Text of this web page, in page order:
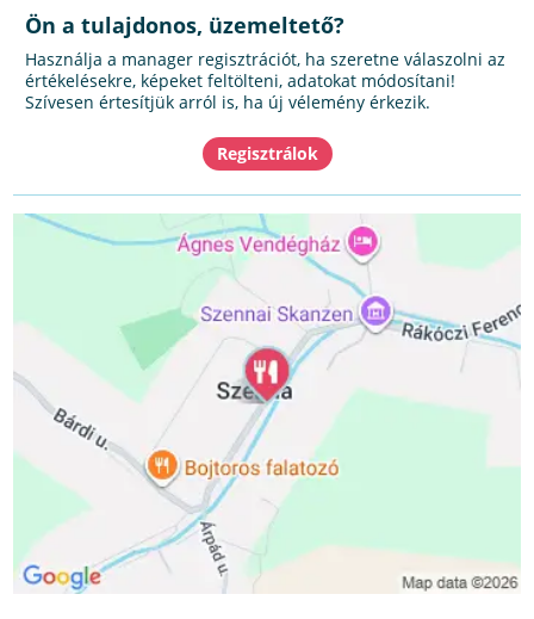
Ön a tulajdonos, üzemeltető?
Használja a manager regisztrációt, ha szeretne válaszolni az
értékelésekre, képeket feltölteni, adatokat módosítani!
Szívesen értesítjük arról is, ha új vélemény érkezik.